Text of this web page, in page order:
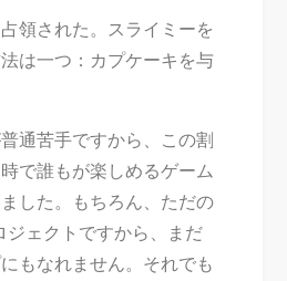
領された。スライミーを
は一つ：カプケーキを与
通苦手ですから、この割
で誰もが楽しめるゲーム
した。もちろん、ただの
ェクトですから、まだ
もなれません。それでも